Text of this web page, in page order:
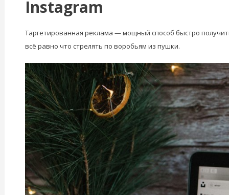
Instagram
Таргетированная реклама — мощный способ быстро
всё равно что стрелять по воробьям из пушки.